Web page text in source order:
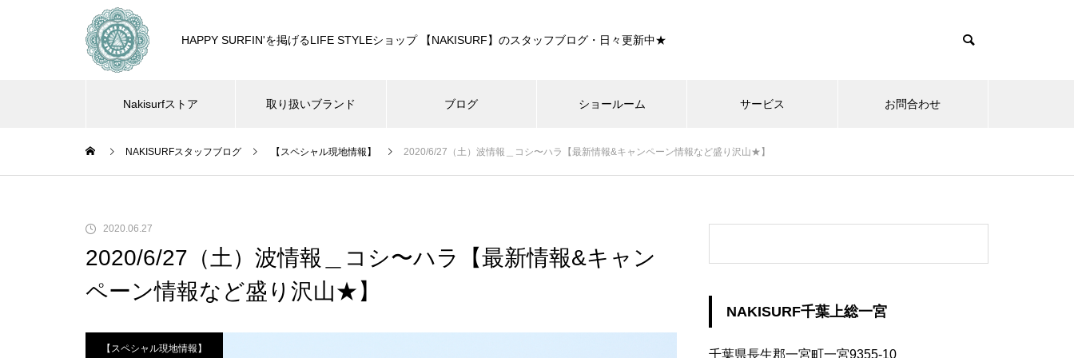
HAPPY SURFIN'を掲げるLIFE STYLEショップ 【NAKISURF】のスタッフブログ・日々更新中★
Nakisurfストア 取り扱いブランド ブログ ショールーム サービス お問合わせ
NAKISURFスタッフブログ 【スペシャル現地情報】 2020/6/27（土）波情報＿コシ〜ハラ【最新情報&キャンペーン情報など盛り沢山★】
2020.06.27
2020/6/27（土）波情報＿コシ〜ハラ【最新情報&キャン
ペーン情報など盛り沢山★】
【スペシャル現地情報】
NAKISURF千葉上総一宮
千葉県長生郡一宮町一宮9355-10